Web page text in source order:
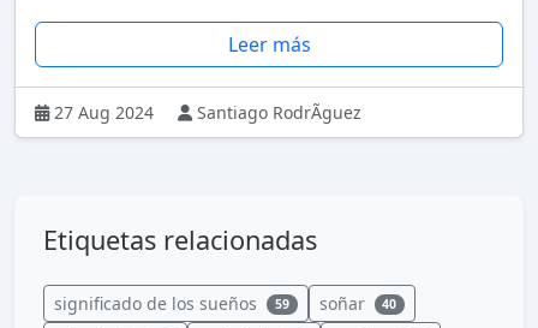
Leer más
27 Aug 2024 Santiago RodrÃ­guez
Etiquetas relacionadas
significado de los sueños 59 soñar 40